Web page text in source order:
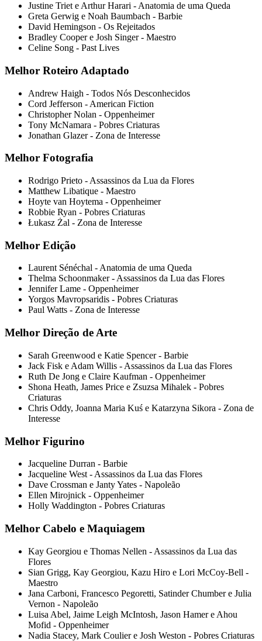
Justine Triet e Arthur Harari - Anatomia de uma Queda
Greta Gerwig e Noah Baumbach - Barbie
David Hemingson - Os Rejeitados
Bradley Cooper e Josh Singer - Maestro
Celine Song - Past Lives
Melhor Roteiro Adaptado
Andrew Haigh - Todos Nós Desconhecidos
Cord Jefferson - American Fiction
Christopher Nolan - Oppenheimer
Tony McNamara - Pobres Criaturas
Jonathan Glazer - Zona de Interesse
Melhor Fotografia
Rodrigo Prieto - Assassinos da Lua da Flores
Matthew Libatique - Maestro
Hoyte van Hoytema - Oppenheimer
Robbie Ryan - Pobres Criaturas
Łukasz Żal - Zona de Interesse
Melhor Edição
Laurent Sénéchal - Anatomia de uma Queda
Thelma Schoonmaker - Assassinos da Lua das Flores
Jennifer Lame - Oppenheimer
Yorgos Mavropsaridis - Pobres Criaturas
Paul Watts - Zona de Interesse
Melhor Direção de Arte
Sarah Greenwood e Katie Spencer - Barbie
Jack Fisk e Adam Willis - Assassinos da Lua das Flores
Ruth De Jong e Claire Kaufman - Oppenheimer
Shona Heath, James Price e Zsuzsa Mihalek - Pobres
Criaturas
Chris Oddy, Joanna Maria Kuś e Katarzyna Sikora - Zona de
Interesse
Melhor Figurino
Jacqueline Durran - Barbie
Jacqueline West - Assassinos da Lua das Flores
Dave Crossman e Janty Yates - Napoleão
Ellen Mirojnick - Oppenheimer
Holly Waddington - Pobres Criaturas
Melhor Cabelo e Maquiagem
Kay Georgiou e Thomas Nellen - Assassinos da Lua das
Flores
Sian Grigg, Kay Georgiou, Kazu Hiro e Lori McCoy-Bell -
Maestro
Jana Carboni, Francesco Pegoretti, Satinder Chumber e Julia
Vernon - Napoleão
Luisa Abel, Jaime Leigh McIntosh, Jason Hamer e Ahou
Mofid - Oppenheimer
Nadia Stacey, Mark Coulier e Josh Weston - Pobres Criaturas